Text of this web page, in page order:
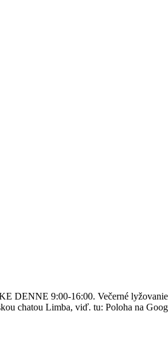
DENNE 9:00-16:00. Večerné
chatou Limba, viď. tu: Poloha na